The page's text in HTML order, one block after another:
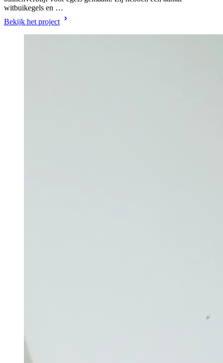
witbuikegels en …
Bekijk het project